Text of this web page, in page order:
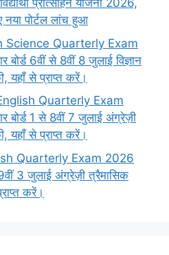
प्रोत्साहन योजना 2026,
पोर्टल लांच हुआ
Science Quarterly Exam
6वीं से 8वीं 8 जुलाई विज्ञान
यहाँ से प्राप्त करें।
Quarterly Exam
1 से 8वीं 7 जुलाई अंग्रेज़ी
यहाँ से प्राप्त करें।
Quarterly Exam 2026
3 जुलाई अंग्रेज़ी त्रैमासिक
करें।